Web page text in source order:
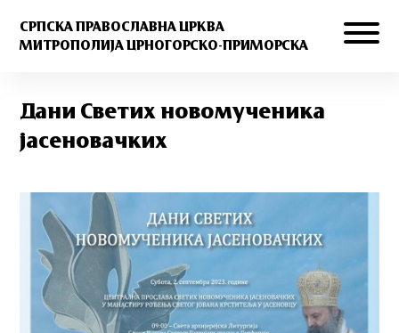
СРПСКА ПРАВОСЛАВНА ЦРКВА
МИТРОПОЛИЈА ЦРНОГОРСКО-ПРИМОРСКА
Дани Светих новомученика
јасеновачких